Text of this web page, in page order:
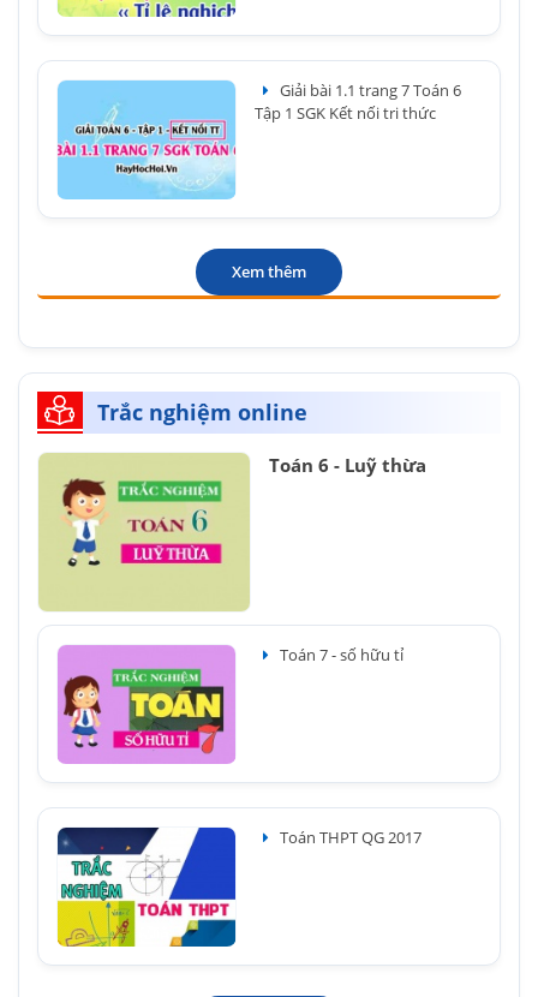
Giải bài 1.1 trang 7 Toán 6
Tập 1 SGK Kết nối tri thức
Xem thêm
Trắc nghiệm online
Toán 6 - Luỹ thừa
Toán 7 - số hữu tỉ
Toán THPT QG 2017